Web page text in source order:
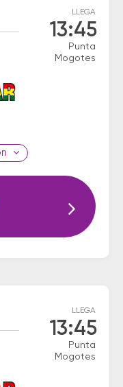
LLEGA
13:45
Punta
Mogotes
LLEGA
13:45
Punta
Mogotes